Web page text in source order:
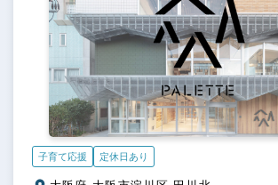
子育て応援 定休日あり